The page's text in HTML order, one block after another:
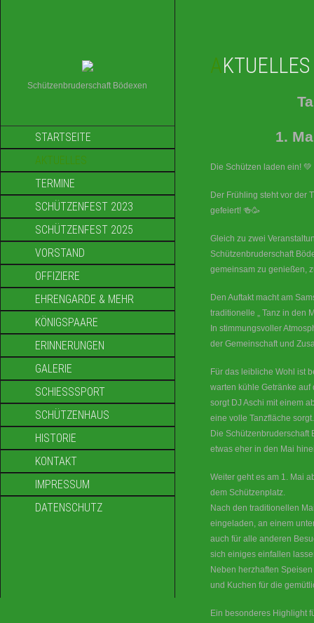
Schützenbruderschaft Bödexen
STARTSEITE
AKTUELLES
TERMINE
SCHÜTZENFEST 2023
SCHÜTZENFEST 2025
VORSTAND
OFFIZIERE
EHRENGARDE & MEHR
KÖNIGSPAARE
ERINNERUNGEN
GALERIE
SCHIESSSPORT
SCHÜTZENHAUS
HISTORIE
KONTAKT
IMPRESSUM
DATENSCHUTZ
AKTUELLES
1.
Die Schützen laden ein! 💚
Der Frühling steht vor der
gefeiert! 🍻🥳
Gleich zu zwei
Schützenbruderschaft
gemeinsam zu genießen,
Den Auftakt macht am
traditionelle „ Tanz in den
In stimmungsvoller
der Gemeinschaft und
Für das leibliche Wohl ist
warten kühle Getränke auf
sorgt DJ Aschi mit einem
eine volle Tanzfläche sorgt.
Die Schützenbruderschaft
etwas eher in den Mai
Weiter geht es am 1. Mai
dem Schützenplatz.
Nach den traditionellen
eingeladen, an einem
auch für alle anderen
sich einiges einfallen
Neben herzhaften
und Kuchen für die
Ein besonderes Highlight